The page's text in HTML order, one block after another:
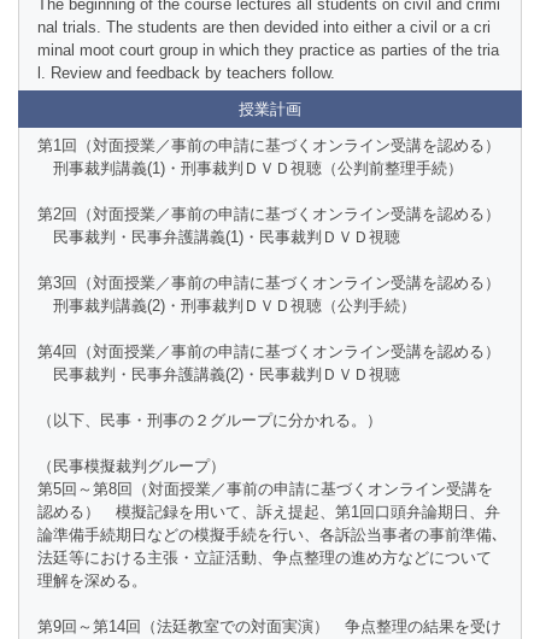
The beginning of the course lectures all students on civil and crimi
nal trials. The students are then devided into either a civil or a cri
minal moot court group in which they practice as parties of the tria
l. Review and feedback by teachers follow.
授業計画
第1回（対面授業／事前の申請に基づくオンライン受講を認める）
刑事裁判講義(1)・刑事裁判ＤＶＤ視聴（公判前整理手続）
第2回（対面授業／事前の申請に基づくオンライン受講を認める）
民事裁判・民事弁護講義(1)・民事裁判ＤＶＤ視聴
第3回（対面授業／事前の申請に基づくオンライン受講を認める）
刑事裁判講義(2)・刑事裁判ＤＶＤ視聴（公判手続）
第4回（対面授業／事前の申請に基づくオンライン受講を認める）
民事裁判・民事弁護講義(2)・民事裁判ＤＶＤ視聴
（以下、民事・刑事の２グループに分かれる。）
（民事模擬裁判グループ）
第5回～第8回（対面授業／事前の申請に基づくオンライン受講を
認める） 模擬記録を用いて、訴え提起、第1回口頭弁論期日、弁
論準備手続期日などの模擬手続を行い、各訴訟当事者の事前準備､
法廷等における主張・立証活動、争点整理の進め方などについて
理解を深める。
第9回～第14回（法廷教室での対面実演） 争点整理の結果を受け